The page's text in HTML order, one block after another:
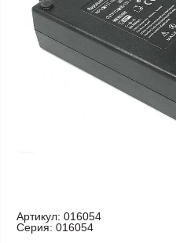
Артикул: 016054
Серия: 016054